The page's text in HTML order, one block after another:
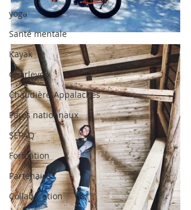
yoga
Santé mentale
Kayak
Charlevoix
Chaudière-Appalaches
Parcs nationnaux
SEPAQ
Formation
Partenaire
Collaboration